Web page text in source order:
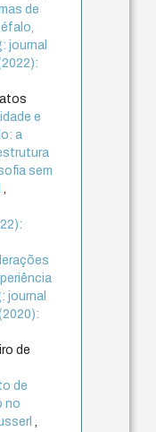
de
journal
e
a
sem
,
journal
de
de
no
,